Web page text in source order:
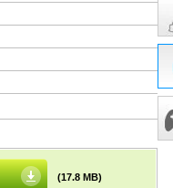
(17.8 MB)